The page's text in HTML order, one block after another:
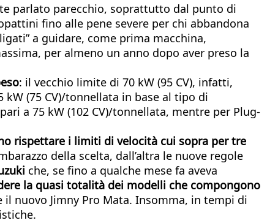
parlato parecchio, soprattutto dal punto di
fino alle pene severe per chi abbandona
a guidare, come prima macchina,
per almeno un anno dopo aver preso la
: il vecchio limite di 70 kW (95 CV), infatti,
(75 CV)/tonnellata in base al tipo di
a 75 kW (102 CV)/tonnellata, mentre per Plug-
rispettare i limiti di velocità cui sopra per tre
della scelta, dall’altra le nuove regole
che, se fino a qualche mese fa aveva
la quasi totalità dei modelli che compongono
il nuovo Jimny Pro Mata. Insomma, in tempi di